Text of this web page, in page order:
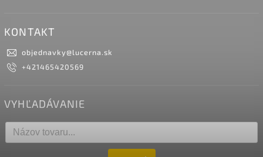
KONTAKT
objednavky@lucerna.sk
+421465420569
VYHĽADÁVANIE